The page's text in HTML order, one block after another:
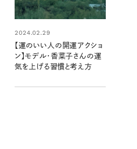
2024.02.29
【運のいい人の開運アクショ
ン】モデル・香菜子さんの運
気を上げる習慣と考え方